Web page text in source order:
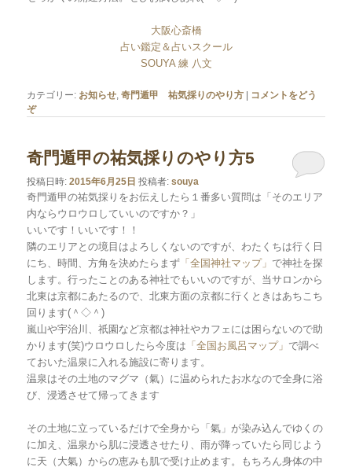
大阪心斎橋
占い鑑定＆占いスクール
SOUYA 練 八文
カテゴリー: お知らせ,奇門遁甲 祐気採りのやり方
コメントをどう
ぞ
奇門遁甲の祐気採りのやり方5
投稿日時:2015年6月25日 投稿者:souya
奇門遁甲の祐気採りをお伝えしたら１番多い質問は「そのエリア
内ならウロウロしていいのですか？」
いいです！いいです！！
隣のエリアとの境目はよろしくないのですが、わたくちは行く日
にち、時間、方角を決めたらまず 「全国神社マップ」 で神社を探
します。行ったことのある神社でもいいのですが、当サロンから
北東は京都にあたるので、北東方面の京都に行くときはあちこち
回ります(＾◇＾)
嵐山や宇治川、祇園など京都は神社やカフェには困らないので助
かります(笑)ウロウロしたら今度は 「全国お風呂マップ」 で調べ
ておいた温泉に入れる施設に寄ります。
温泉はその土地のマグマ（氣）に温められたお水なので全身に浴
び、浸透させて帰ってきます
その土地に立っているだけで全身から「氣」が染み込んでゆくの
に加え、温泉から肌に浸透させたり、雨が降っていたら同じよう
に天（大氣）からの恵みも肌で受け止めます。もちろん身体の中